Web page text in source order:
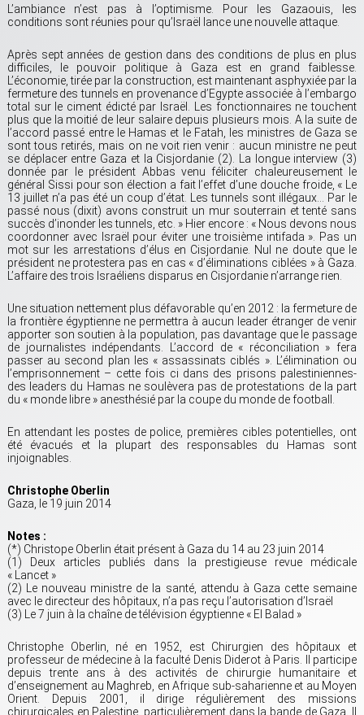
L’ambiance n’est pas à l’optimisme. Pour les Gazaouis, les
conditions sont réunies pour qu’Israël lance une nouvelle attaque.
Après sept années de gestion dans des conditions de plus en plus
difficiles, le pouvoir politique à Gaza est en grand faiblesse.
L’économie, tirée par la construction, est maintenant asphyxiée par la
fermeture des tunnels en provenance d’Egypte associée à l’embargo
total sur le ciment édicté par Israël. Les fonctionnaires ne touchent
plus que la moitié de leur salaire depuis plusieurs mois. A la suite de
l’accord passé entre le Hamas et le Fatah, les ministres de Gaza se
sont tous retirés, mais on ne voit rien venir : aucun ministre ne peut
se déplacer entre Gaza et la Cisjordanie (2). La longue interview (3)
donnée par le président Abbas venu féliciter chaleureusement le
général Sissi pour son élection a fait l’effet d’une douche froide, « Le
13 juillet n’a pas été un coup d’état. Les tunnels sont illégaux… Par le
passé nous (dixit) avons construit un mur souterrain et tenté sans
succès d’inonder les tunnels, etc. » Hier encore : « Nous devons nous
coordonner avec Israël pour éviter une troisième intifada ». Pas un
mot sur les arrestations d’élus en Cisjordanie. Nul ne doute que le
président ne protestera pas en cas « d’éliminations ciblées » à Gaza.
L’affaire des trois Israéliens disparus en Cisjordanie n’arrange rien.
Une situation nettement plus défavorable qu’en 2012 : la fermeture de
la frontière égyptienne ne permettra à aucun leader étranger de venir
apporter son soutien à la population, pas davantage que le passage
de journalistes indépendants. L’accord de « réconciliation » fera
passer au second plan les « assassinats ciblés ». L’élimination ou
l’emprisonnement – cette fois ci dans des prisons palestiniennes-
des leaders du Hamas ne soulèvera pas de protestations de la part
du « monde libre » anesthésié par la coupe du monde de football.
En attendant les postes de police, premières cibles potentielles, ont
été évacués et la plupart des responsables du Hamas sont
injoignables.
Christophe Oberlin
Gaza, le 19 juin 2014
Notes :
(*) Christope Oberlin était présent à Gaza du 14 au 23 juin 2014
(1) Deux articles publiés dans la prestigieuse revue médicale
« Lancet »
(2) Le nouveau ministre de la santé, attendu à Gaza cette semaine
avec le directeur des hôpitaux, n’a pas reçu l’autorisation d’Israël
(3) Le 7 juin à la chaîne de télévision égyptienne « El Balad »
Christophe Oberlin, né en 1952, est Chirurgien des hôpitaux et
professeur de médecine à la faculté Denis Diderot à Paris. Il participe
depuis trente ans à des activités de chirurgie humanitaire et
d’enseignement au Maghreb, en Afrique sub-saharienne et au Moyen
Orient. Depuis 2001, il dirige régulièrement des missions
chirurgicales en Palestine, particulièrement dans la bande de Gaza. Il